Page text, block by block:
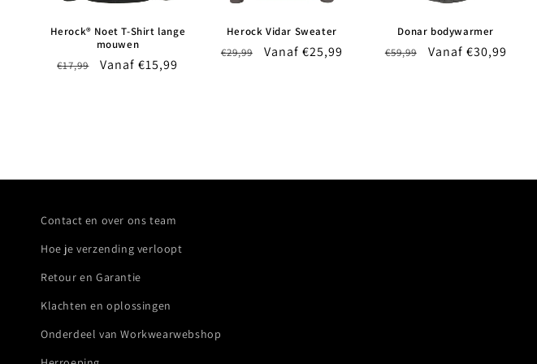
Herock® Noet T-Shirt lange
mouwen
Normale
€17,99 Aanbiedingsprijs
Vanaf €15,99
Herock Vidar Sweater
Normale
€29,99 Aanbiedingsprijs
Vanaf €25,99
Donar bodywarmer
Normale
€59,99 Aanbiedingsprijs
Vanaf €30,99
Contact en over ons team
Hoe je verzending verloopt
Retour en Garantie
Klachten en oplossingen
Onderdeel van Workwearwebshop